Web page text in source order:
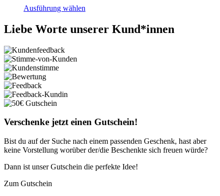
Ausführung wählen
Liebe Worte unserer Kund*innen
Verschenke jetzt einen Gutschein!
Bist du auf der Suche nach einem passenden Geschenk, hast aber
keine Vorstellung worüber der/die Beschenkte sich freuen würde?
Dann ist unser Gutschein die perfekte Idee!
Zum Gutschein